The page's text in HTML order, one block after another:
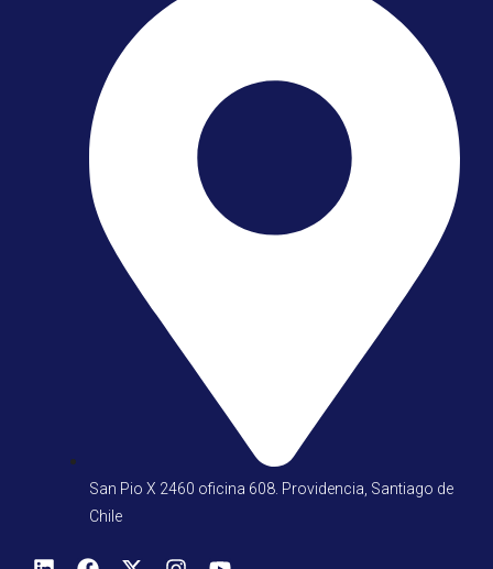
San Pio X 2460 oficina 608. Providencia, Santiago de
Chile